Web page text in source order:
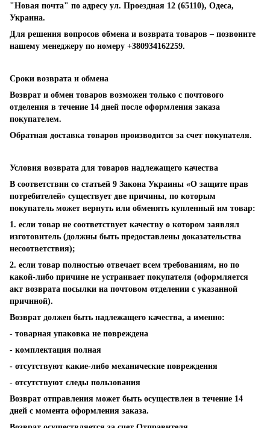
"Новая почта" по адресу ул. Проездная 12 (65110), Одеса,
Украина.
Для решения вопросов обмена и возврата товаров – позвоните
нашему менеджеру по номеру +380934162259.
Сроки возврата и обмена
Возврат и обмен товаров возможен только с почтового
отделения в течение 14 дней после оформления заказа
покупателем.
Обратная доставка товаров производится за счет покупателя.
Условия возврата для товаров надлежащего качества
В соответствии со статьей 9 Закона Украины «О защите прав
потребителей» существует две причины, по которым
покупатель может вернуть или обменять купленный им товар:
1. если товар не соответствует качеству о котором заявлял
изготовитель (должны быть предоставлены доказательства
несоответствия);
2. если товар полностью отвечает всем требованиям, но по
какой-либо причине не устраивает покупателя (оформляется
акт возврата посылки на почтовом отделении с указанной
причиной).
Возврат должен быть надлежащего качества, а именно:
- товарная упаковка не повреждена
- комплектация полная
- отсутствуют какие-либо механические повреждения
- отсутствуют следы пользования
Возврат отправления может быть осуществлен в течение 14
дней с момента оформления заказа.